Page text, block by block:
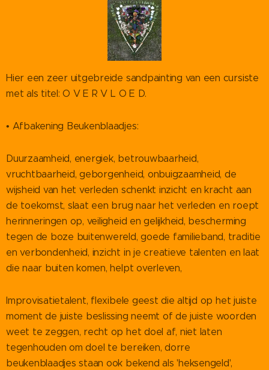
Hier een zeer uitgebreide sandpainting van een cursiste
met als titel: O V E R V L O E D.
• Afbakening Beukenblaadjes:
Duurzaamheid, energiek, betrouwbaarheid,
vruchtbaarheid, geborgenheid, onbuigzaamheid, de
wijsheid van het verleden schenkt inzicht en kracht aan
de toekomst, slaat een brug naar het verleden en roept
herinneringen op, veiligheid en gelijkheid, bescherming
tegen de boze buitenwereld, goede familieband, traditie
en verbondenheid, inzicht in je creatieve talenten en laat
die naar buiten komen, helpt overleven,
Improvisatietalent, flexibele geest die altijd op het juiste
moment de juiste beslissing neemt of de juiste woorden
weet te zeggen, recht op het doel af, niet laten
tegenhouden om doel te bereiken, dorre
beukenblaadjes staan ook bekend als 'heksengeld',